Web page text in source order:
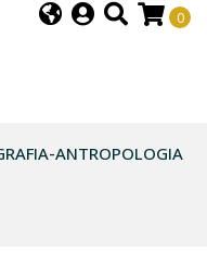
0
ANTROPOLOGIA